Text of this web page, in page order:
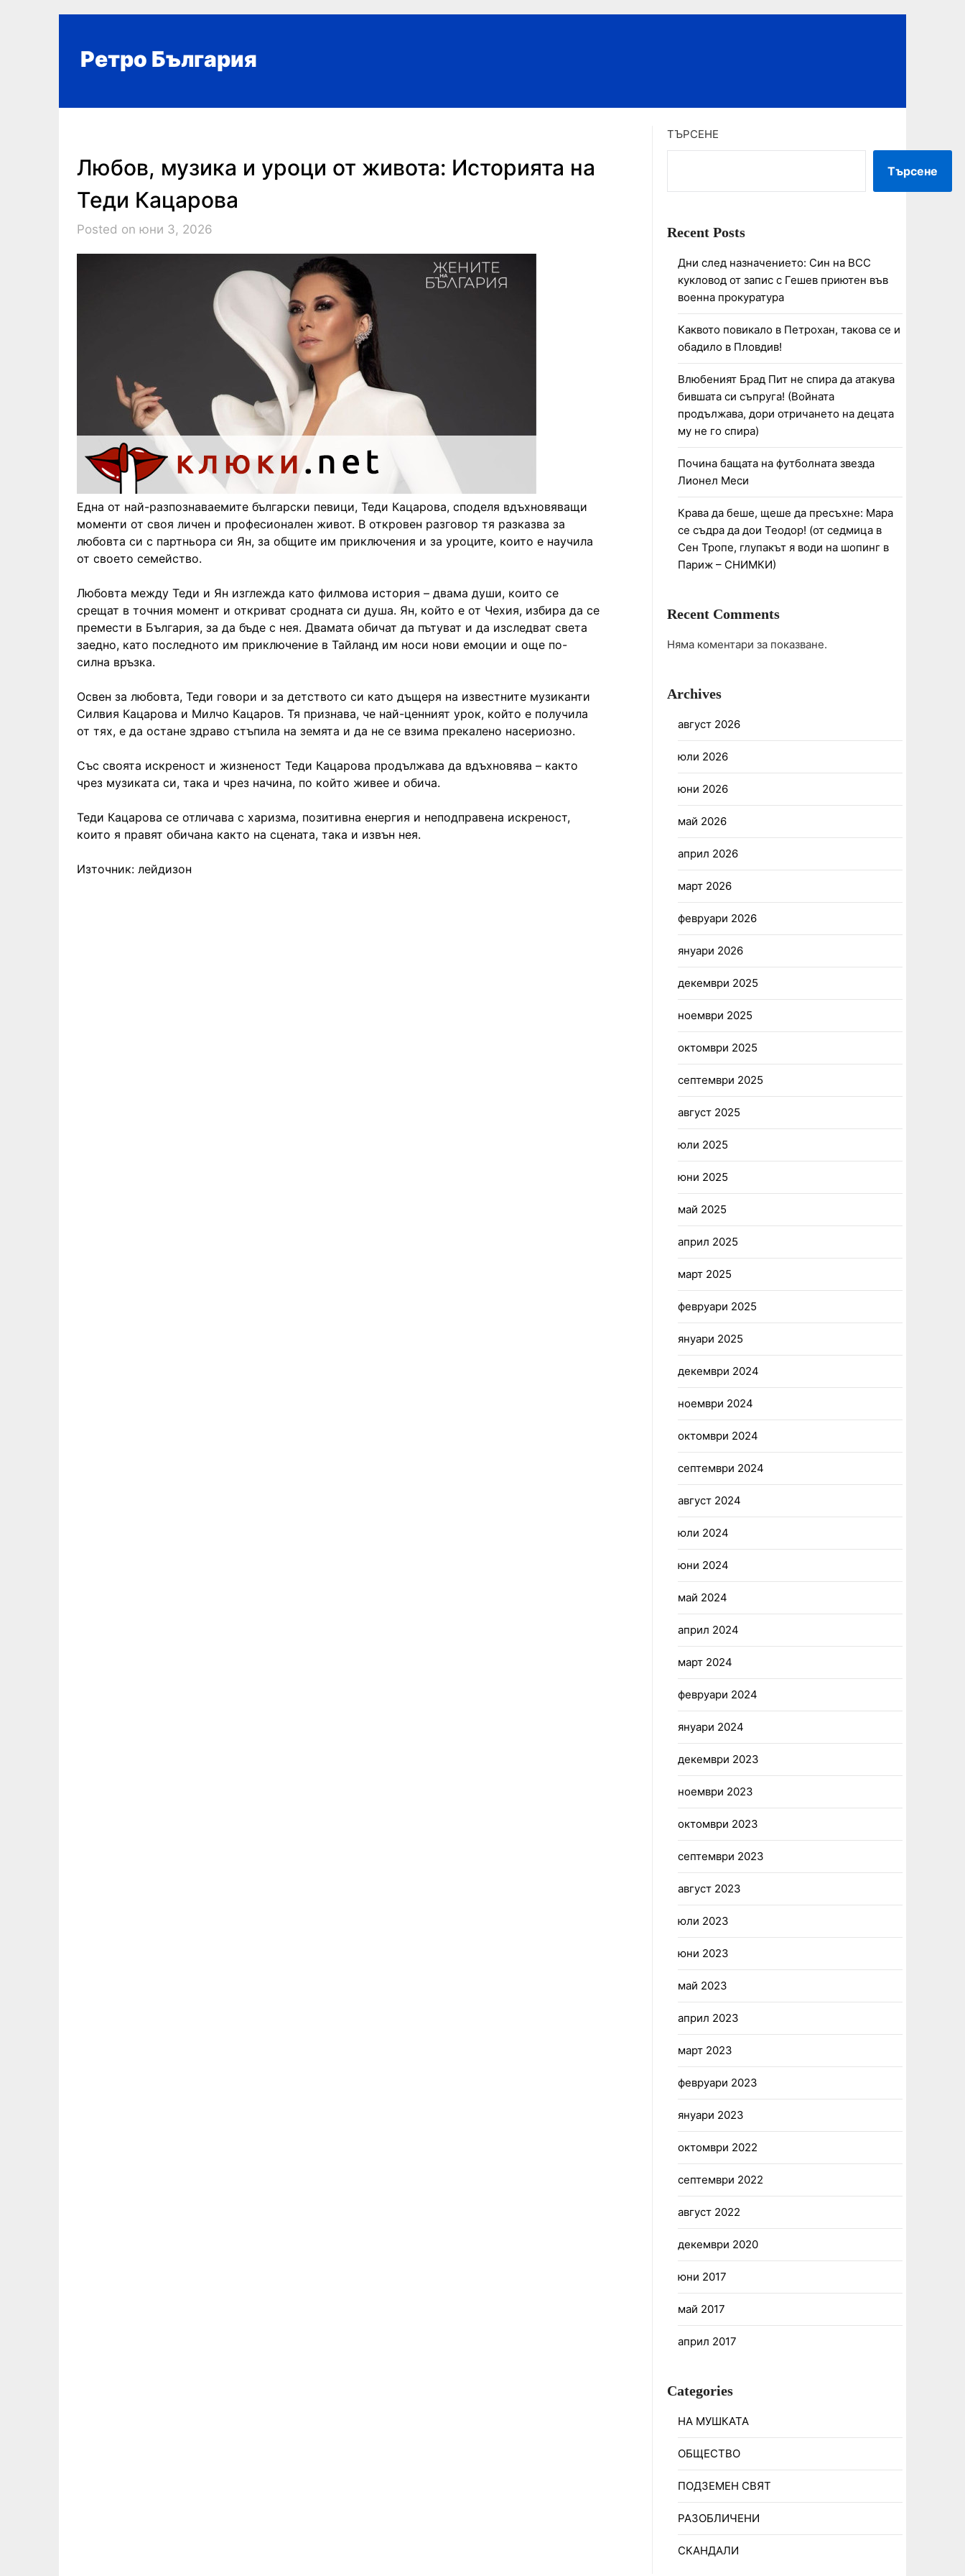
Ретро България
Любов, музика и уроци от живота: Историята на
Теди Кацарова
Posted on юни 3, 2026
Една от най-разпознаваемите български певици, Теди Кацарова, споделя вдъхновяващи
моменти от своя личен и професионален живот. В откровен разговор тя разказва за
любовта си с партньора си Ян, за общите им приключения и за уроците, които е научила
от своето семейство.
Любовта между Теди и Ян изглежда като филмова история – двама души, които се
срещат в точния момент и откриват сродната си душа. Ян, който е от Чехия, избира да се
премести в България, за да бъде с нея. Двамата обичат да пътуват и да изследват света
заедно, като последното им приключение в Тайланд им носи нови емоции и още по-
силна връзка.
Освен за любовта, Теди говори и за детството си като дъщеря на известните музиканти
Силвия Кацарова и Милчо Кацаров. Тя признава, че най-ценният урок, който е получила
от тях, е да остане здраво стъпила на земята и да не се взима прекалено насериозно.
Със своята искреност и жизненост Теди Кацарова продължава да вдъхновява – както
чрез музиката си, така и чрез начина, по който живее и обича.
Теди Кацарова се отличава с харизма, позитивна енергия и неподправена искреност,
които я правят обичана както на сцената, така и извън нея.
Източник: лейдизон
ТЪРСЕНЕ
Търсене
Recent Posts
Дни след назначението: Син на ВСС
кукловод от запис с Гешев приютен във
военна прокуратура
Каквото повикало в Петрохан, такова се и
обадило в Пловдив!
Влюбеният Брад Пит не спира да атакува
бившата си съпруга! (Войната
продължава, дори отричането на децата
му не го спира)
Почина бащата на футболната звезда
Лионел Меси
Крава да беше, щеше да пресъхне: Мара
се съдра да дои Теодор! (от седмица в
Сен Тропе, глупакът я води на шопинг в
Париж – СНИМКИ)
Recent Comments
Няма коментари за показване.
Archives
август 2026
юли 2026
юни 2026
май 2026
април 2026
март 2026
февруари 2026
януари 2026
декември 2025
ноември 2025
октомври 2025
септември 2025
август 2025
юли 2025
юни 2025
май 2025
април 2025
март 2025
февруари 2025
януари 2025
декември 2024
ноември 2024
октомври 2024
септември 2024
август 2024
юли 2024
юни 2024
май 2024
април 2024
март 2024
февруари 2024
януари 2024
декември 2023
ноември 2023
октомври 2023
септември 2023
август 2023
юли 2023
юни 2023
май 2023
април 2023
март 2023
февруари 2023
януари 2023
октомври 2022
септември 2022
август 2022
декември 2020
юни 2017
май 2017
април 2017
Categories
НА МУШКАТА
ОБЩЕСТВО
ПОДЗЕМЕН СВЯТ
РАЗОБЛИЧЕНИ
СКАНДАЛИ